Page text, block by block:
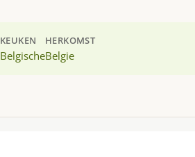
KEUKEN
Belgische
HERKOMST
Belgie